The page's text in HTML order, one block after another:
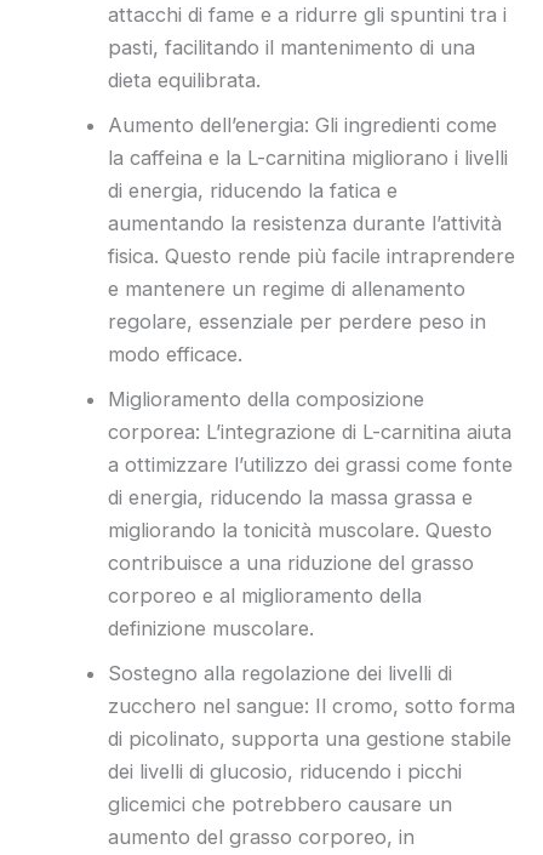
attacchi di fame e a ridurre gli spuntini tra i
pasti, facilitando il mantenimento di una
dieta equilibrata.
Aumento dell’energia: Gli ingredienti come
la caffeina e la L-carnitina migliorano i livelli
di energia, riducendo la fatica e
aumentando la resistenza durante l’attività
fisica. Questo rende più facile intraprendere
e mantenere un regime di allenamento
regolare, essenziale per perdere peso in
modo efficace.
Miglioramento della composizione
corporea: L’integrazione di L-carnitina aiuta
a ottimizzare l’utilizzo dei grassi come fonte
di energia, riducendo la massa grassa e
migliorando la tonicità muscolare. Questo
contribuisce a una riduzione del grasso
corporeo e al miglioramento della
definizione muscolare.
Sostegno alla regolazione dei livelli di
zucchero nel sangue: Il cromo, sotto forma
di picolinato, supporta una gestione stabile
dei livelli di glucosio, riducendo i picchi
glicemici che potrebbero causare un
aumento del grasso corporeo, in